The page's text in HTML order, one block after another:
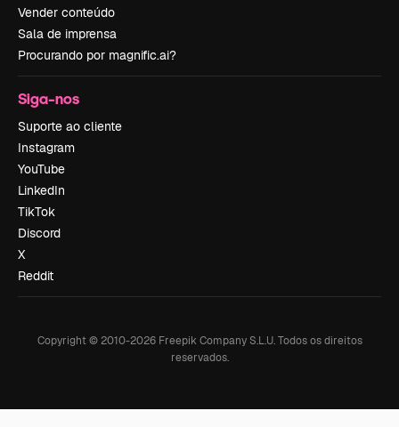
Vender conteúdo
Sala de imprensa
Procurando por magnific.ai?
Siga-nos
Suporte ao cliente
Instagram
YouTube
LinkedIn
TikTok
Discord
X
Reddit
Copyright © 2010-2026Freepik Company S.L.U. Todos os direitos
reservados.